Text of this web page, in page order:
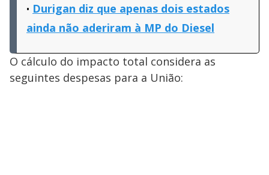
Durigan diz que apenas dois estados
ainda não aderiram à MP do Diesel
O cálculo do impacto total considera as
seguintes despesas para a União: